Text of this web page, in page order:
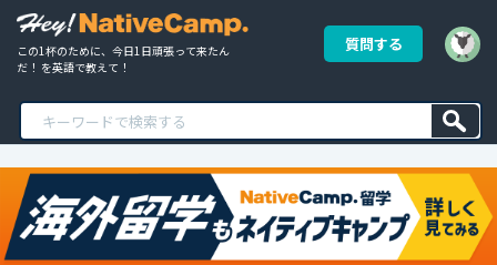
この1杯のために、今日1日頑張って来たん
だ！ を英語で教えて！
質問する